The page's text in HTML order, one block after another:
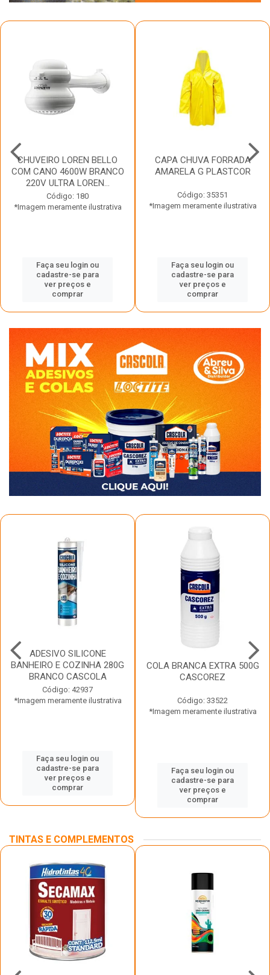
CHUVEIRO LOREN BELLO
COM CANO 4600W BRANCO
220V ULTRA LOREN...
Código: 180
*Imagem meramente ilustrativa
Faça seu login ou
cadastre-se para
ver preços e
comprar
CAPA CHUVA FORRADA
AMARELA G PLASTCOR
Código: 35351
*Imagem meramente ilustrativa
Faça seu login ou
cadastre-se para
ver preços e
comprar
ADESIVO SILICONE
BANHEIRO E COZINHA 280G
BRANCO CASCOLA
Código: 42937
*Imagem meramente ilustrativa
Faça seu login ou
cadastre-se para
ver preços e
comprar
COLA BRANCA EXTRA 500G
CASCOREZ
Código: 33522
*Imagem meramente ilustrativa
Faça seu login ou
cadastre-se para
ver preços e
comprar
TINTAS E COMPLEMENTOS